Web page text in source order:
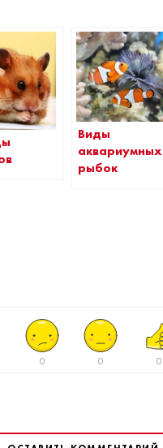
Виды
аквариумных
рыбок
0 0 0